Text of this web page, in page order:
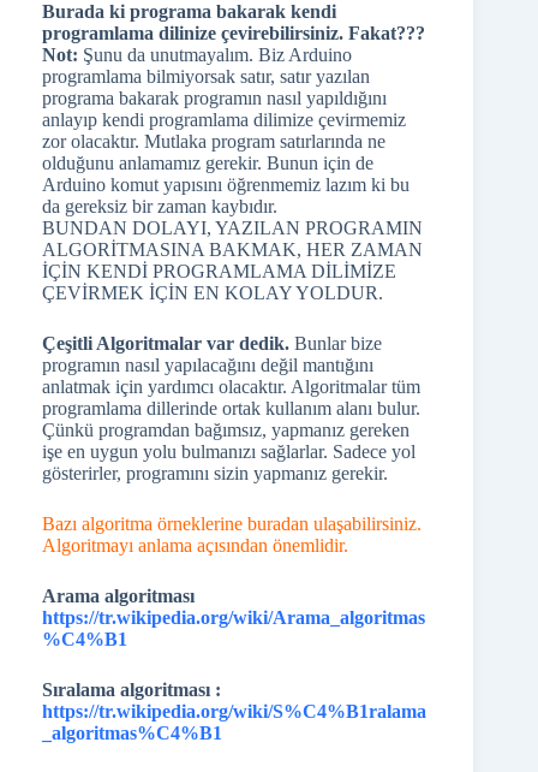
Burada ki programa bakarak kendi
programlama dilinize çevirebilirsiniz. Fakat???
Not: Şunu da unutmayalım. Biz Arduino
programlama bilmiyorsak satır, satır yazılan
programa bakarak programın nasıl yapıldığını
anlayıp kendi programlama dilimize çevirmemiz
zor olacaktır. Mutlaka program satırlarında ne
olduğunu anlamamız gerekir. Bunun için de
Arduino komut yapısını öğrenmemiz lazım ki bu
da gereksiz bir zaman kaybıdır.
BUNDAN DOLAYI, YAZILAN PROGRAMIN
ALGORİTMASINA BAKMAK, HER ZAMAN
İÇİN KENDİ PROGRAMLAMA DİLİMİZE
ÇEVİRMEK İÇİN EN KOLAY YOLDUR.
Çeşitli Algoritmalar var dedik. Bunlar bize
programın nasıl yapılacağını değil mantığını
anlatmak için yardımcı olacaktır. Algoritmalar tüm
programlama dillerinde ortak kullanım alanı bulur.
Çünkü programdan bağımsız, yapmanız gereken
işe en uygun yolu bulmanızı sağlarlar. Sadece yol
gösterirler, programını sizin yapmanız gerekir.
Bazı algoritma örneklerine buradan ulaşabilirsiniz.
Algoritmayı anlama açısından önemlidir.
Arama algoritması
https://tr.wikipedia.org/wiki/Arama_algoritmas
%C4%B1
Sıralama algoritması :
https://tr.wikipedia.org/wiki/S%C4%B1ralama
_algoritmas%C4%B1